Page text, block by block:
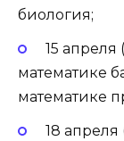
биология;
15 апреля
математике
математике
18